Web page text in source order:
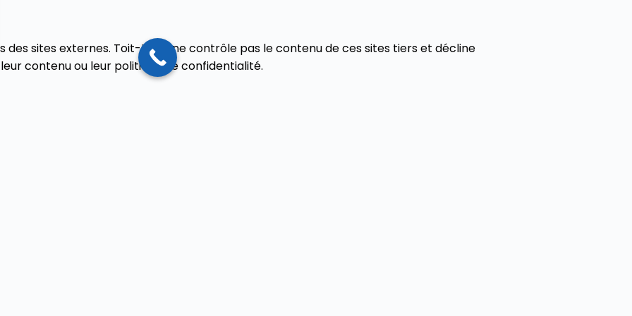
des sites externes. Toit-Reno ne contrôle pas le contenu de ces sites tiers et décline
contenu ou leur politique de confidentialité.